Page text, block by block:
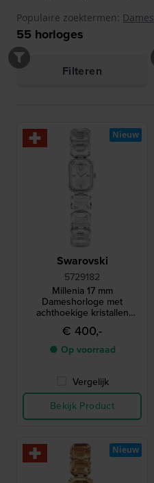
Populaire zoektermen: Dames
55 horloges
Filteren
Swarovski
5729182
Millenia 17 mm
Dameshorloge met
achthoekige kristallen
armband
€ 400,-
● Op voorraad
Vergelijk
Bekijk Product
Nieuw
Nieuw